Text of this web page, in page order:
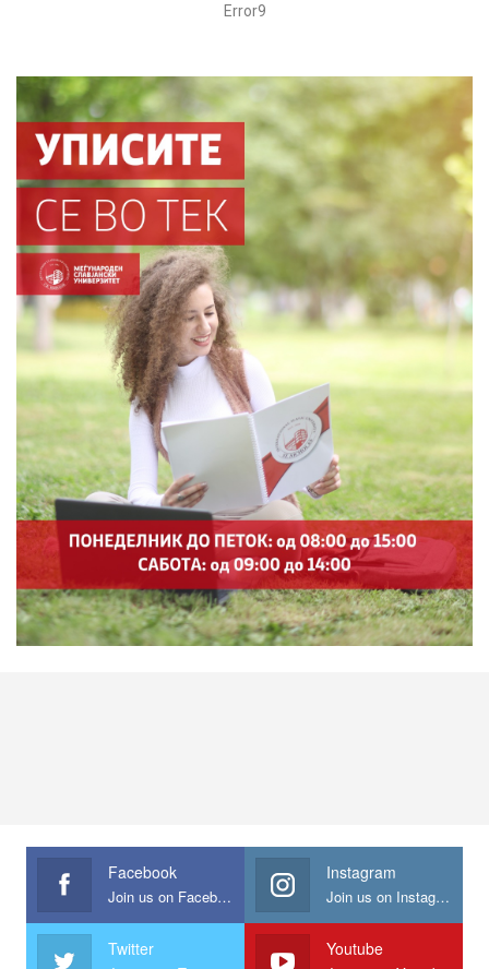
Error9
Facebook
Join us on Facebook
Instagram
Join us on Instagram
Twitter Youtube